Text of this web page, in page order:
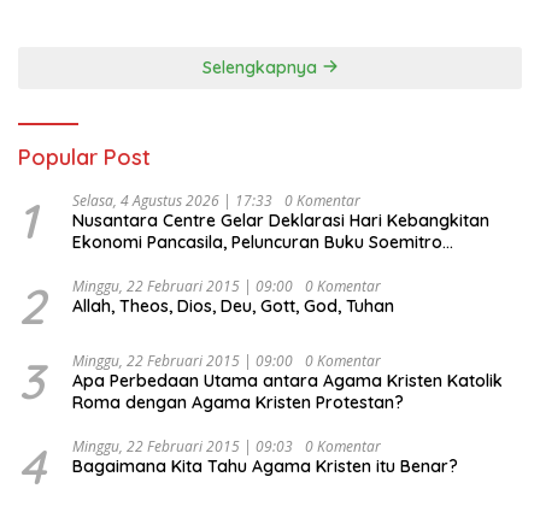
Selengkapnya
Popular Post
1 Selasa, 4 Agustus 2026 | 17:33 0 Komentar
Nusantara Centre Gelar Deklarasi Hari Kebangkitan
Ekonomi Pancasila, Peluncuran Buku Soemitro
Ekonomi Politik Indonesia) & Simposium Nasional
“Urgensi Undang-Undang Perekonomian Nasional dan
Indonesia Emas 2045”,
2 Minggu, 22 Februari 2015 | 09:00 0 Komentar
Allah, Theos, Dios, Deu, Gott, God, Tuhan
3 Minggu, 22 Februari 2015 | 09:00 0 Komentar
Apa Perbedaan Utama antara Agama Kristen Katolik
Roma dengan Agama Kristen Protestan?
4 Minggu, 22 Februari 2015 | 09:03 0 Komentar
Bagaimana Kita Tahu Agama Kristen itu Benar?